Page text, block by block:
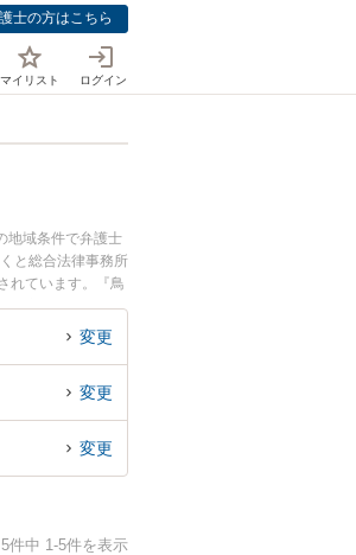
士の方はこちら
マイリスト ログイン
地域条件で弁護士
と総合法律事務所
れています。『鳥
『初回相談無料で
変更
変更
変更
5件中 1-5件を表示